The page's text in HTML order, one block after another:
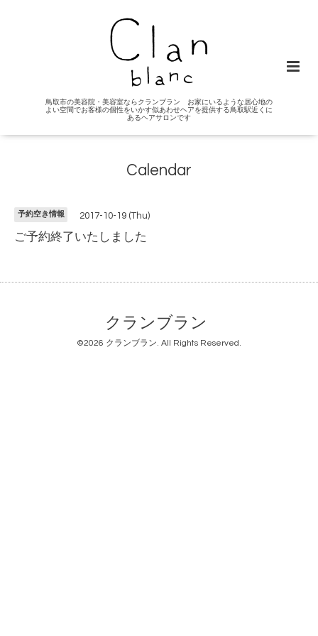
鳥取市の美容院・美容室ならクランブラン お家にいるような居心地の
よい空間でお客様の個性をいかす似あわせヘアを提供する鳥取駅近くに
あるヘアサロンです
Calendar
予約空き情報 2017-10-19 (Thu)
ご予約終了いたしました
クランブラン
©2026 クランブラン. All Rights Reserved.